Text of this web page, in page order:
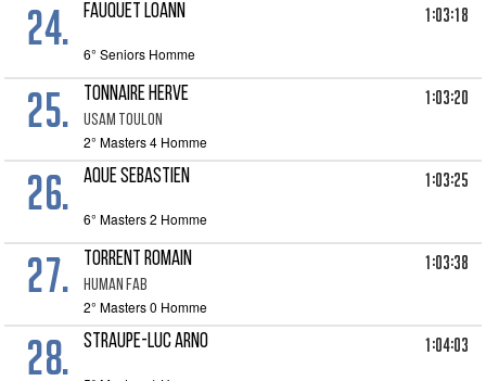
24. FAUQUET LOANN 1:03:18
6° Seniors Homme
25. TONNAIRE HERVE
USAM TOULON
1:03:20
2° Masters 4 Homme
26. AQUE SEBASTIEN 1:03:25
6° Masters 2 Homme
27. TORRENT ROMAIN
HUMAN FAB
1:03:38
2° Masters 0 Homme
28. STRAUPE-LUC ARNO 1:04:03